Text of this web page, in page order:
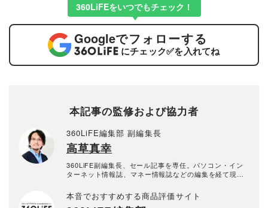
360LiFEをいつでもチェック！
Googleでフォローする
にチェック✅を入れてね
本記事の監修および協力者
360LiFE編集部 副編集長
高草真幸
360LiFE副編集長、セール記事を専任。パソコン・イン
ターネット情報誌、マネー情報誌などの編集を経て現
インターネットエクスプローラー。
本音でおすすめする商品評価サイト